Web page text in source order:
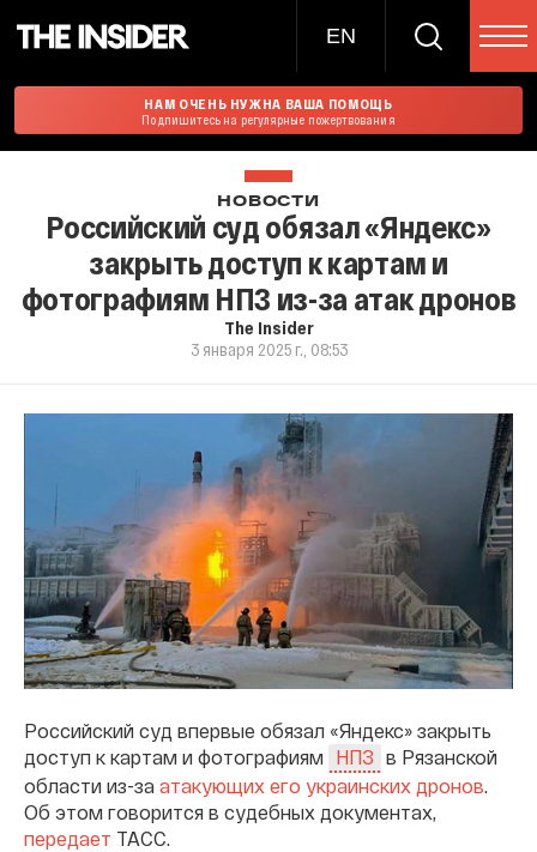
EN
НАМ ОЧЕНЬ НУЖНА ВАША ПОМОЩЬ
Подпишитесь на регулярные пожертвования
НОВОСТИ
Российский суд обязал «Яндекс»
закрыть доступ к картам и
фотографиям НПЗ из-за атак дронов
The Insider
3 января 2025 г., 08:53
Российский суд впервые обязал «Яндекс» закрыть
доступ к картам и фотографиям
НПЗ в Рязанской
области из-за атакующих его украинских дронов.
Об этом говорится в судебных документах,
передает ТАСС.